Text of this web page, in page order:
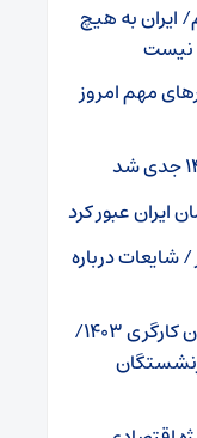
ایران به هیچ
نیست
مهم امروز
ایران عبور کرد
شایعات درباره
آخرین وضعیت وام بازنشستگان کارگری ۱۴۰۳/